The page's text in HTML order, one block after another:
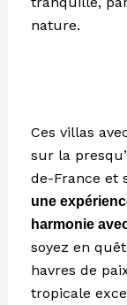
nature.
Ces villas
sur la
de-France et
une
harmonie
soyez en
havres de
tropicale